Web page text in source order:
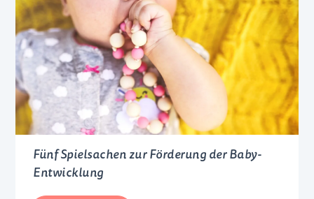
Auststattung
&
Co.
Fünf Spielsachen zur Förderung der Baby-
Entwicklung